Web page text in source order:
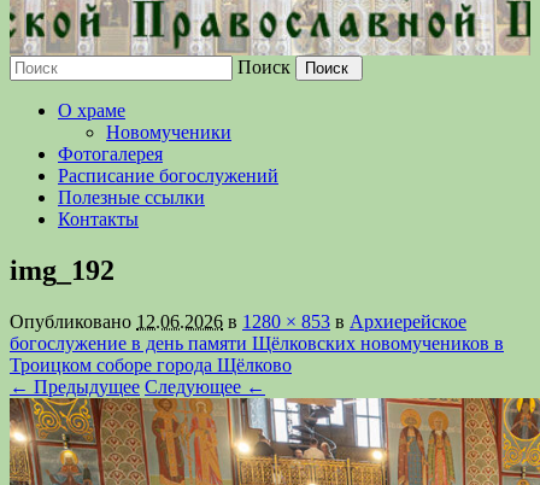
Православной Церкви
Поиск
О храме
Новомученики
Фотогалерея
Расписание богослужений
Полезные ссылки
Контакты
img_192
Опубликовано 12.06.2026 в 1280 × 853 в Архиерейское
богослужение в день памяти Щёлковских новомучеников в
Троицком соборе города Щёлково
← Предыдущее Следующее ←